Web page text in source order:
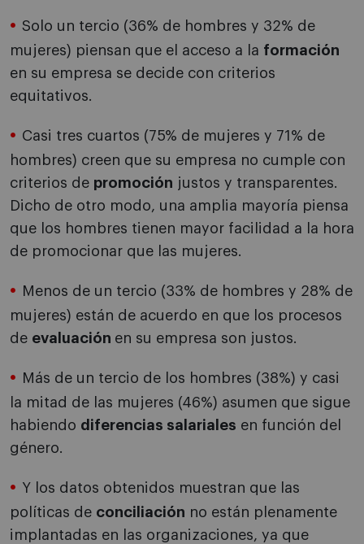
Solo un tercio (36% de hombres y 32% de
mujeres) piensan que el acceso a la formación
en su empresa se decide con criterios
equitativos.
Casi tres cuartos (75% de mujeres y 71% de
hombres) creen que su empresa no cumple con
criterios de promoción justos y transparentes.
Dicho de otro modo, una amplia mayoría piensa
que los hombres tienen mayor facilidad a la hora
de promocionar que las mujeres.
Menos de un tercio (33% de hombres y 28% de
mujeres) están de acuerdo en que los procesos
de evaluación en su empresa son justos.
Más de un tercio de los hombres (38%) y casi
la mitad de las mujeres (46%) asumen que sigue
habiendo diferencias salariales en función del
género.
Y los datos obtenidos muestran que las
políticas de conciliación no están plenamente
implantadas en las organizaciones, ya que